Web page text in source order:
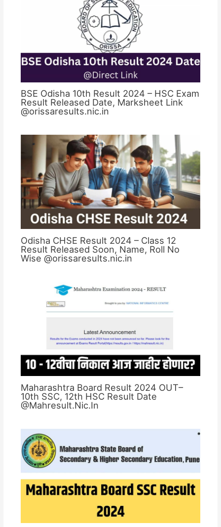
BSE Odisha 10th Result 2024 – HSC Exam
Result Released Date, Marksheet Link
@orissaresults.nic.in
Odisha CHSE Result 2024 – Class 12
Result Released Soon, Name, Roll No
Wise @orissaresults.nic.in
Maharashtra Board Result 2024 OUT–
10th SSC, 12th HSC Result Date
@Mahresult.Nic.In